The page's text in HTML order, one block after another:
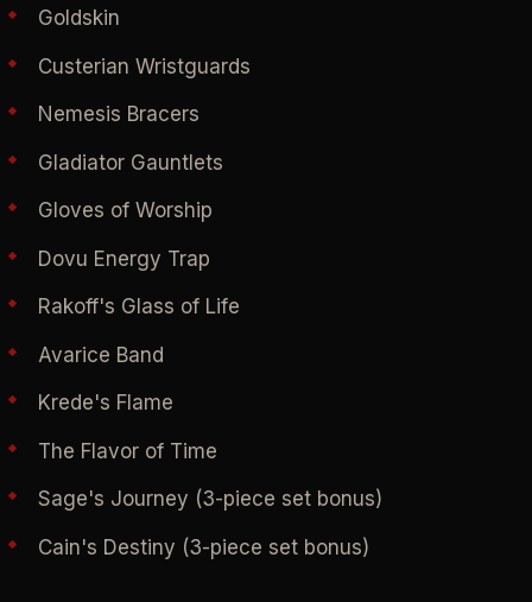
Goldskin
Custerian Wristguards
Nemesis Bracers
Gladiator Gauntlets
Gloves of Worship
Dovu Energy Trap
Rakoff's Glass of Life
Avarice Band
Krede's Flame
The Flavor of Time
Sage's Journey (3-piece set bonus)
Cain's Destiny (3-piece set bonus)